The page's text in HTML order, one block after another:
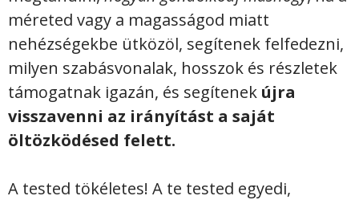
méreted vagy a magasságod miatt
nehézségekbe ütközöl, segítenek felfedezni,
milyen szabásvonalak, hosszok és részletek
támogatnak igazán, és segítenek újra
visszavenni az irányítást a saját
öltözködésed felett.
A tested tökéletes! A te tested egyedi,